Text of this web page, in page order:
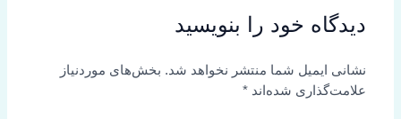
دیدگاه‌ خود را بنویسید
نشانی ایمیل شما منتشر نخواهد شد. بخش‌های موردنیاز
علامت‌گذاری شده‌اند*